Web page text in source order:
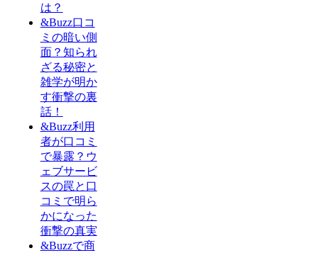
は？
&Buzz口コ
ミの暗い側
面？知られ
ざる秘密と
雑学が明か
す衝撃の裏
話！
&Buzz利用
者が口コミ
で暴露？ウ
ェブサービ
スの罠と口
コミで明ら
かになった
衝撃の真実
&Buzzで商